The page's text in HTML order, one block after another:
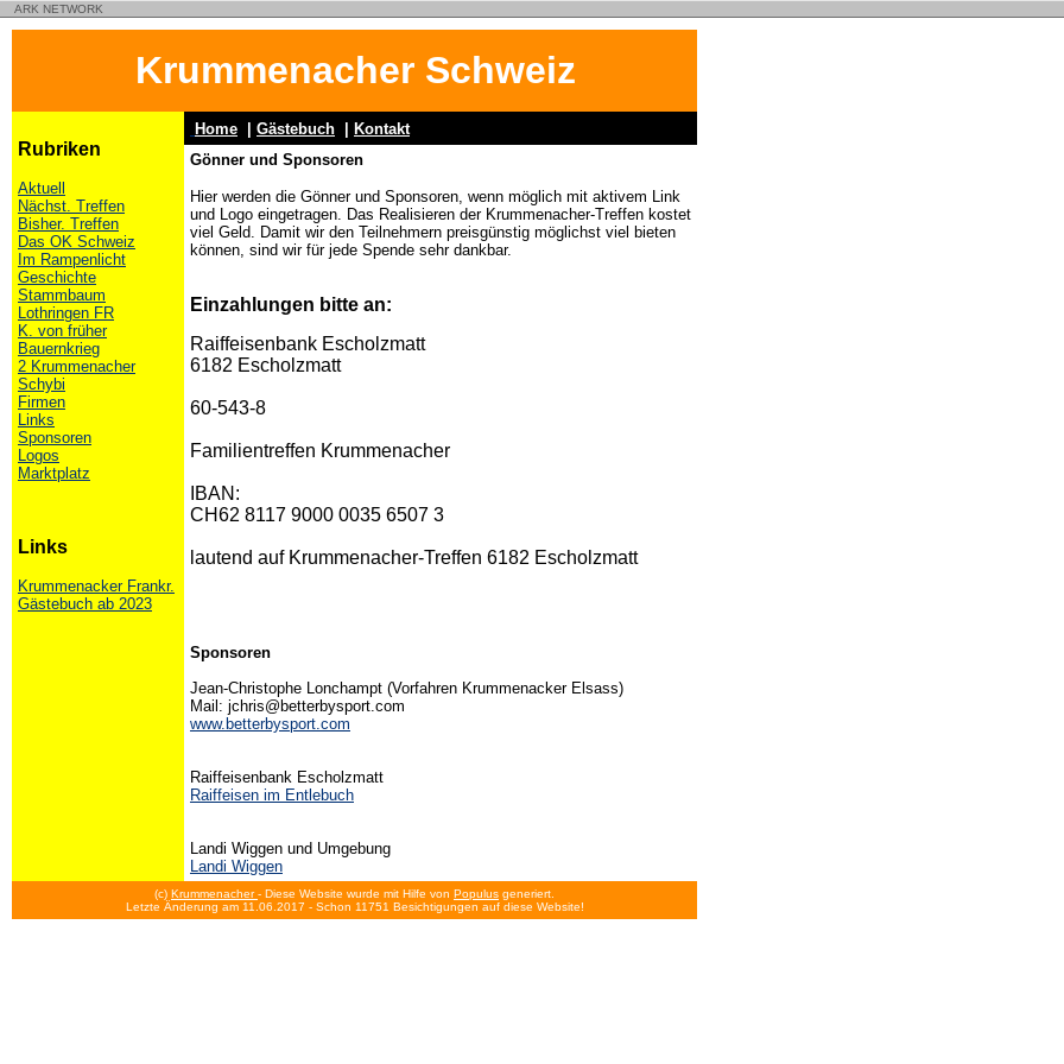
ARK NETWORK
Krummenacher Schweiz
Rubriken
Aktuell
Nächst. Treffen
Bisher. Treffen
Das OK Schweiz
Im Rampenlicht
Geschichte
Stammbaum
Lothringen FR
K. von früher
Bauernkrieg
2 Krummenacher
Schybi
Firmen
Links
Sponsoren
Logos
Marktplatz
Links
Krummenacker Frankr.
Gästebuch ab 2023
Home Gästebuch
Kontakt
Gönner und Sponsoren
Hier werden die Gönner und Sponsoren, wenn möglich mit aktivem Link
und Logo eingetragen. Das Realisieren der Krummenacher-Treffen kostet
viel Geld. Damit wir den Teilnehmern preisgünstig möglichst viel bieten
können, sind wir für jede Spende sehr dankbar.
Einzahlungen bitte an:
Raiffeisenbank Escholzmatt
6182 Escholzmatt
60-543-8
Familientreffen Krummenacher
IBAN:
CH62 8117 9000 0035 6507 3
lautend auf Krummenacher-Treffen 6182 Escholzmatt
Sponsoren
Jean-Christophe Lonchampt (Vorfahren Krummenacker Elsass)
Mail: jchris@betterbysport.com
www.betterbysport.com
Raiffeisenbank Escholzmatt
Raiffeisen im Entlebuch
Landi Wiggen und Umgebung
Landi Wiggen
(c) Krummenacher- Diese Website wurde mit Hilfe von Populus generiert.
Letzte Änderung am 11.06.2017 - Schon 11751 Besichtigungen auf diese Website!